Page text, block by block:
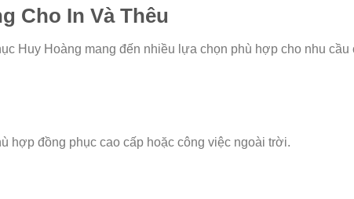
Cho In Và Thêu
Huy Hoàng mang đến nhiều lựa chọn phù hợp cho nhu cầu
hợp đồng phục cao cấp hoặc công việc ngoài trời.